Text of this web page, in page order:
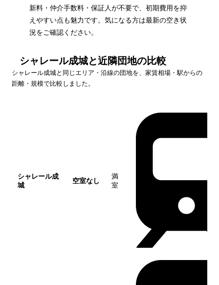
新料・仲介手数料・保証人が不要で、初期費用を抑
えやすい点も魅力です。気になる方は最新の空き状
況をご確認ください。
シャレール成城と近隣団地の比較
シャレール成城と同じエリア・沿線の団地を、家賃相場・駅からの
距離・規模で比較しました。
シャレール成
城
空室なし
満
室